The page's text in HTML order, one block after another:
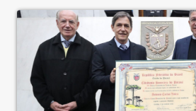
Acadêmica do Trauma (LAT/UEL) e